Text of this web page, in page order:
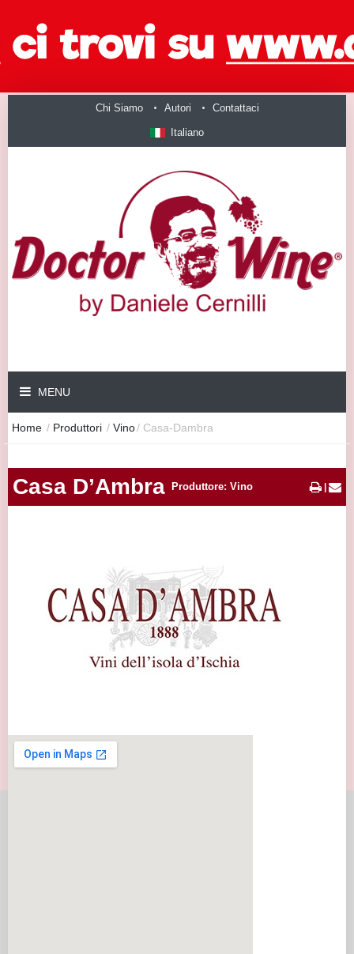
Chi Siamo Autori Contattaci
Italiano
MENU
Home / Produttori / Vino/ Casa-Dambra
Casa D’Ambra Produttore: Vino |